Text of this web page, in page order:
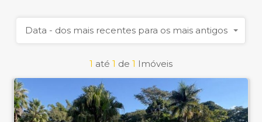
1 até 1 de 1 Imóveis
Data - dos mais recentes para os mais antigos